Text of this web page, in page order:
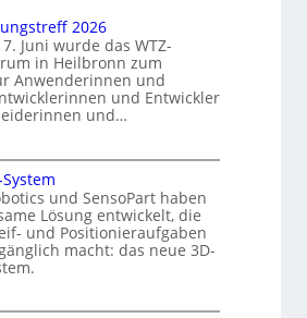
2026
Juni wurde das WTZ-
in Heilbronn zum
Anwenderinnen und
und Entwickler
und…
und SensoPart haben
Lösung entwickelt, die
und Positionieraufgaben
macht: das neue 3D-